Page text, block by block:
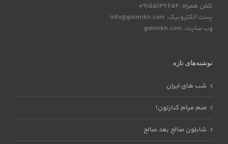
تلفن همراه: 09155136652
پست الکترونیک: info@golmikh.com
وب سایت: golmikh.com
نوشته‌های تازه
شب های ایران
منم میام کنارتون!
شابلون صالح بعد صالح